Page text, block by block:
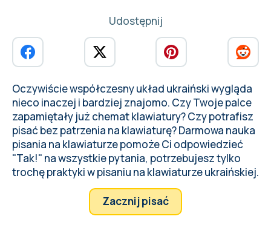
Udostępnij
Oczywiście współczesny układ ukraiński wygląda
nieco inaczej i bardziej znajomo. Czy Twoje palce
zapamiętały już chemat klawiatury? Czy potrafisz
pisać bez patrzenia na klawiaturę? Darmowa nauka
pisania na klawiaturze pomoże Ci odpowiedzieć
"Tak!" na wszystkie pytania, potrzebujesz tylko
trochę praktyki w pisaniu na klawiaturze ukraińskiej.
Zacznij pisać